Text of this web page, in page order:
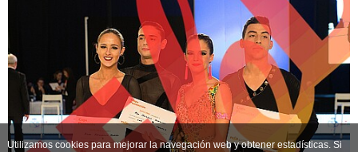
Utilizamos cookies para mejorar la navegación web y obtener estadísticas. Si